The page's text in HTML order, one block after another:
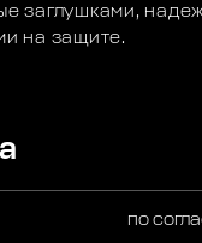
заглушками,
на защите.
по